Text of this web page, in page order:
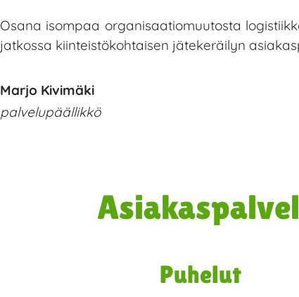
Osana isompaa organisaatiomuutosta
jatkossa kiinteistökohtaisen jätekeräilyn
Marjo Kivimäki
palvelupäällikkö
Puhelut